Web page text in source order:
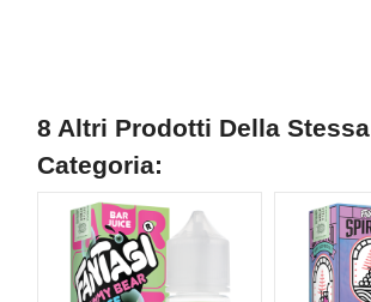
8 Altri Prodotti Della Stessa
Categoria: